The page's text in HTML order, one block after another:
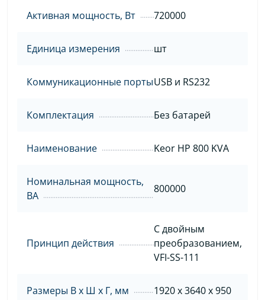
Активная мощность, Вт
720000
Единица измерения шт
Коммуникационные портыUSB и RS232
Комплектация Без батарей
Наименование Keor HP 800 KVA
Номинальная мощность,
ВА
800000
Принцип действия
С двойным
преобразованием,
VFI-SS-111
Размеры В х Ш х Г, мм 1920 x 3640 x 950